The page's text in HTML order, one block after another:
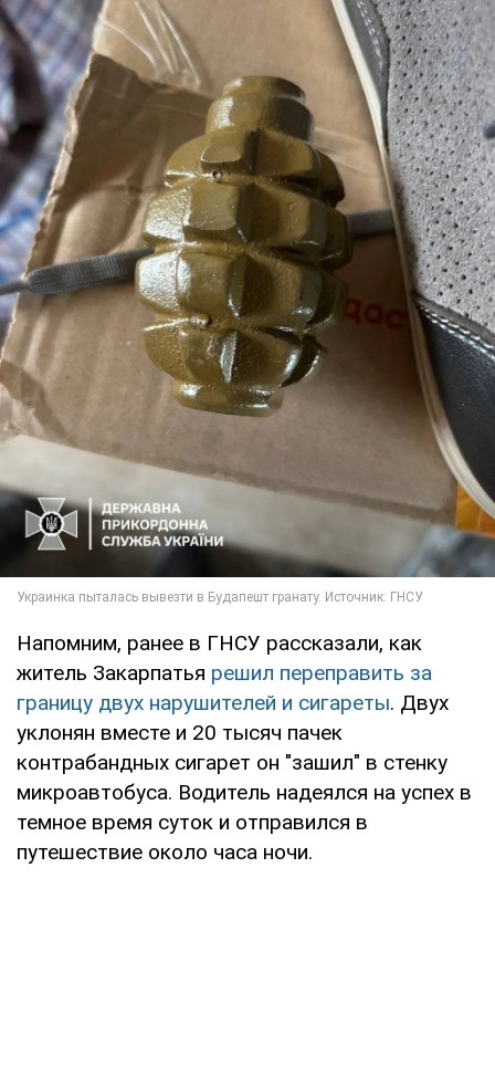
Напомним, ранее в ГНСУ рассказали, как
житель Закарпатья решил переправить за
границу двух нарушителей и сигареты. Двух
уклонян вместе и 20 тысяч пачек
контрабандных сигарет он "зашил" в стенку
микроавтобуса. Водитель надеялся на успех в
темное время суток и отправился в
путешествие около часа ночи.